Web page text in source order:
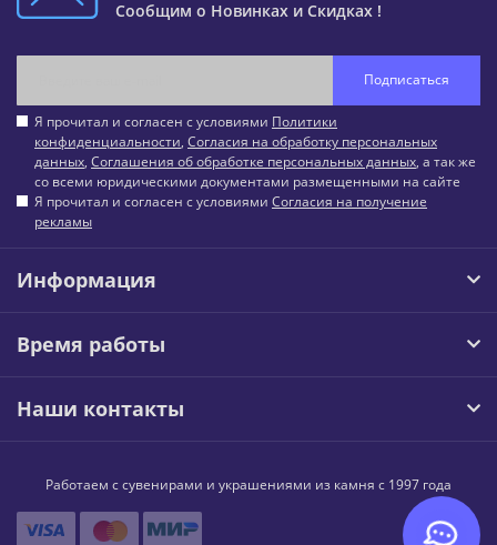
Сообщим о Новинках и Скидках !
Подписаться
Я прочитал и согласен с условиями Политики
конфиденциальности, Согласия на обработку персональных
данных, Соглашения об обработке персональных данных, а так же
со всеми юридическими документами размещенными на сайте
Я прочитал и согласен с условиями Согласия на получение
рекламы
Информация
Время работы
Наши контакты
Работаем с сувенирами и украшениями из камня с 1997 года